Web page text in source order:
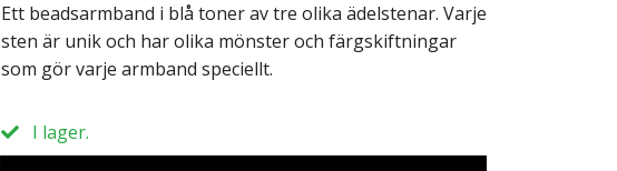
Ett beadsarmband i blå toner av tre olika ädelstenar. Varje
sten är unik och har olika mönster och färgskiftningar
som gör varje armband speciellt.
I lager.